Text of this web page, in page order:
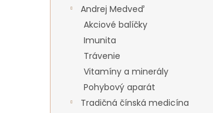
Andrej Medveď
Akciové balíčky
Imunita
Trávenie
Vitamíny a minerály
Pohybový aparát
Tradičná čínská medicína